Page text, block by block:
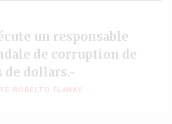
un responsable
de corruption de
de dollars.-
ROBELTO FLANKY